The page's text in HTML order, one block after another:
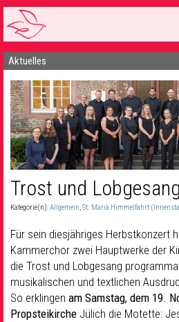
Startseite
1 Pfarrei
16 Gemeinden & mehr
Gottesdienste & Sinnsuche
Gemeinschaft & Soziales
Musik & Kultur
Seelsorge & Kontakt
Aktuelles
Trost und Lobgesang
Kategorie(n):Allgemein,St. Mariä Himmelfahrt
Für sein diesjähriges Herbstkonzert
Kammerchor zwei Hauptwerke der
die Trost und Lobgesang
musikalischen und textlichen
So erklingen am Samstag, dem 19.
Propsteikirche Jülich die Motette: